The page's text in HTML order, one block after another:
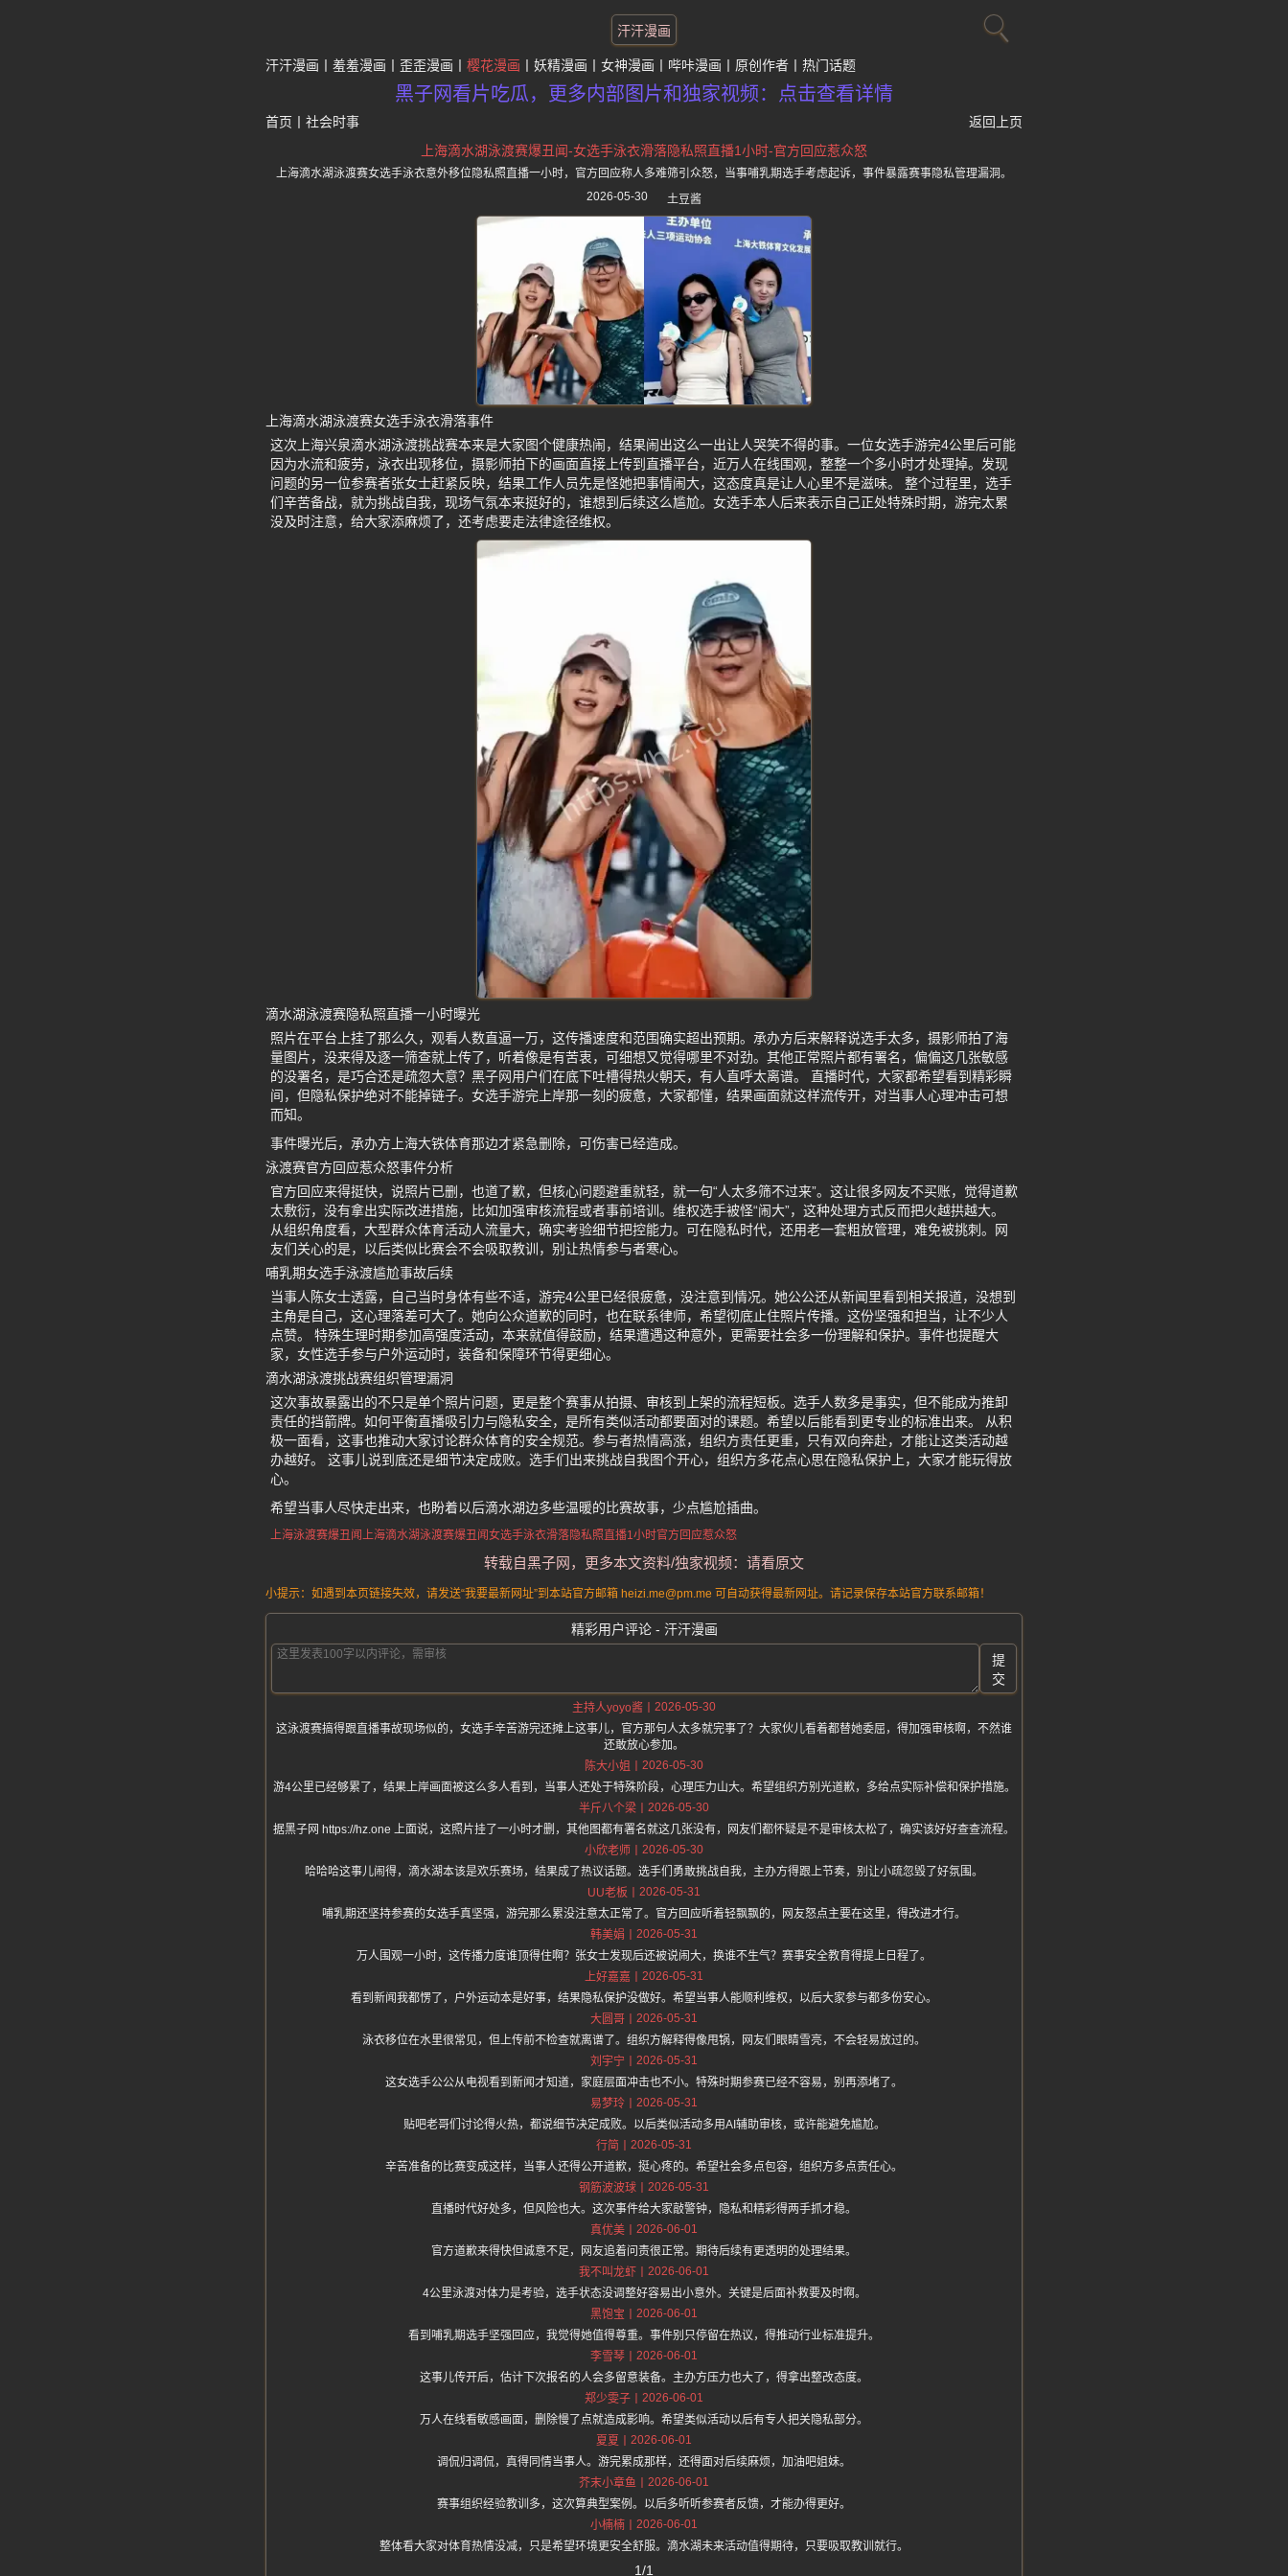
汗汗漫画
汗汗漫画 羞羞漫画 歪歪漫画 樱花漫画 妖精漫画 女神漫画 哔咔漫画 原创作者 热门话题
黑子网看片吃瓜，更多内部图片和独家视频：点击查看详情
首页 社会时事
返回上页
上海滴水湖泳渡赛爆丑闻-女选手泳衣滑落隐私照直播1小时-官方回应惹众怒
上海滴水湖泳渡赛女选手泳衣意外移位隐私照直播一小时，官方回应称人多难筛引众怒，当事哺乳期选手考虑起诉，事件暴露赛事隐私管理漏洞。
2026-05-30
土豆酱
上海滴水湖泳渡赛女选手泳衣滑落事件
这次上海兴泉滴水湖泳渡挑战赛本来是大家图个健康热闹，结果闹出这么一出让人哭笑不得的事。一位女选手游完4公里后可能
因为水流和疲劳，泳衣出现移位，摄影师拍下的画面直接上传到直播平台，近万人在线围观，整整一个多小时才处理掉。发现
问题的另一位参赛者张女士赶紧反映，结果工作人员先是怪她把事情闹大，这态度真是让人心里不是滋味。 整个过程里，选手
们辛苦备战，就为挑战自我，现场气氛本来挺好的，谁想到后续这么尴尬。女选手本人后来表示自己正处特殊时期，游完太累
没及时注意，给大家添麻烦了，还考虑要走法律途径维权。
滴水湖泳渡赛隐私照直播一小时曝光
照片在平台上挂了那么久，观看人数直逼一万，这传播速度和范围确实超出预期。承办方后来解释说选手太多，摄影师拍了海
量图片，没来得及逐一筛查就上传了，听着像是有苦衷，可细想又觉得哪里不对劲。其他正常照片都有署名，偏偏这几张敏感
的没署名，是巧合还是疏忽大意？黑子网用户们在底下吐槽得热火朝天，有人直呼太离谱。 直播时代，大家都希望看到精彩瞬
间，但隐私保护绝对不能掉链子。女选手游完上岸那一刻的疲惫，大家都懂，结果画面就这样流传开，对当事人心理冲击可想
而知。
事件曝光后，承办方上海大铁体育那边才紧急删除，可伤害已经造成。
泳渡赛官方回应惹众怒事件分析
官方回应来得挺快，说照片已删，也道了歉，但核心问题避重就轻，就一句“人太多筛不过来”。这让很多网友不买账，觉得道歉
太敷衍，没有拿出实际改进措施，比如加强审核流程或者事前培训。维权选手被怪“闹大”，这种处理方式反而把火越拱越大。
从组织角度看，大型群众体育活动人流量大，确实考验细节把控能力。可在隐私时代，还用老一套粗放管理，难免被挑刺。网
友们关心的是，以后类似比赛会不会吸取教训，别让热情参与者寒心。
哺乳期女选手泳渡尴尬事故后续
当事人陈女士透露，自己当时身体有些不适，游完4公里已经很疲惫，没注意到情况。她公公还从新闻里看到相关报道，没想到
主角是自己，这心理落差可大了。她向公众道歉的同时，也在联系律师，希望彻底止住照片传播。这份坚强和担当，让不少人
点赞。 特殊生理时期参加高强度活动，本来就值得鼓励，结果遭遇这种意外，更需要社会多一份理解和保护。事件也提醒大
家，女性选手参与户外运动时，装备和保障环节得更细心。
滴水湖泳渡挑战赛组织管理漏洞
这次事故暴露出的不只是单个照片问题，更是整个赛事从拍摄、审核到上架的流程短板。选手人数多是事实，但不能成为推卸
责任的挡箭牌。如何平衡直播吸引力与隐私安全，是所有类似活动都要面对的课题。希望以后能看到更专业的标准出来。 从积
极一面看，这事也推动大家讨论群众体育的安全规范。参与者热情高涨，组织方责任更重，只有双向奔赴，才能让这类活动越
办越好。 这事儿说到底还是细节决定成败。选手们出来挑战自我图个开心，组织方多花点心思在隐私保护上，大家才能玩得放
心。
希望当事人尽快走出来，也盼着以后滴水湖边多些温暖的比赛故事，少点尴尬插曲。
上海泳渡赛爆丑闻上海滴水湖泳渡赛爆丑闻女选手泳衣滑落隐私照直播1小时官方回应惹众怒
转载自黑子网，更多本文资料/独家视频：请看原文
小提示：如遇到本页链接失效，请发送“我要最新网址”到本站官方邮箱 heizi.me@pm.me 可自动获得最新网址。请记录保存本站官方联系邮箱！
精彩用户评论 - 汗汗漫画
提
交
主持人yoyo酱
2026-05-30
这泳渡赛搞得跟直播事故现场似的，女选手辛苦游完还摊上这事儿，官方那句人太多就完事了？大家伙儿看着都替她委屈，得加强审核啊，不然谁
还敢放心参加。
陈大小姐
2026-05-30
游4公里已经够累了，结果上岸画面被这么多人看到，当事人还处于特殊阶段，心理压力山大。希望组织方别光道歉，多给点实际补偿和保护措施。
半斤八个梁
2026-05-30
据黑子网 https://hz.one 上面说，这照片挂了一小时才删，其他图都有署名就这几张没有，网友们都怀疑是不是审核太松了，确实该好好查查流程。
小欣老师
2026-05-30
哈哈哈这事儿闹得，滴水湖本该是欢乐赛场，结果成了热议话题。选手们勇敢挑战自我，主办方得跟上节奏，别让小疏忽毁了好氛围。
UU老板
2026-05-31
哺乳期还坚持参赛的女选手真坚强，游完那么累没注意太正常了。官方回应听着轻飘飘的，网友怒点主要在这里，得改进才行。
韩美娟
2026-05-31
万人围观一小时，这传播力度谁顶得住啊？张女士发现后还被说闹大，换谁不生气？赛事安全教育得提上日程了。
上好嘉嘉
2026-05-31
看到新闻我都愣了，户外运动本是好事，结果隐私保护没做好。希望当事人能顺利维权，以后大家参与都多份安心。
大圆哥
2026-05-31
泳衣移位在水里很常见，但上传前不检查就离谱了。组织方解释得像甩锅，网友们眼睛雪亮，不会轻易放过的。
刘宇宁
2026-05-31
这女选手公公从电视看到新闻才知道，家庭层面冲击也不小。特殊时期参赛已经不容易，别再添堵了。
易梦玲
2026-05-31
贴吧老哥们讨论得火热，都说细节决定成败。以后类似活动多用AI辅助审核，或许能避免尴尬。
行简
2026-05-31
辛苦准备的比赛变成这样，当事人还得公开道歉，挺心疼的。希望社会多点包容，组织方多点责任心。
钢筋波波球
2026-05-31
直播时代好处多，但风险也大。这次事件给大家敲警钟，隐私和精彩得两手抓才稳。
真优美
2026-06-01
官方道歉来得快但诚意不足，网友追着问责很正常。期待后续有更透明的处理结果。
我不叫龙虾
2026-06-01
4公里泳渡对体力是考验，选手状态没调整好容易出小意外。关键是后面补救要及时啊。
黑饱宝
2026-06-01
看到哺乳期选手坚强回应，我觉得她值得尊重。事件别只停留在热议，得推动行业标准提升。
李雪琴
2026-06-01
这事儿传开后，估计下次报名的人会多留意装备。主办方压力也大了，得拿出整改态度。
郑少雯子
2026-06-01
万人在线看敏感画面，删除慢了点就造成影响。希望类似活动以后有专人把关隐私部分。
夏夏
2026-06-01
调侃归调侃，真得同情当事人。游完累成那样，还得面对后续麻烦，加油吧姐妹。
芥末小章鱼
2026-06-01
赛事组织经验教训多，这次算典型案例。以后多听听参赛者反馈，才能办得更好。
小楠楠
2026-06-01
整体看大家对体育热情没减，只是希望环境更安全舒服。滴水湖未来活动值得期待，只要吸取教训就行。
1/1